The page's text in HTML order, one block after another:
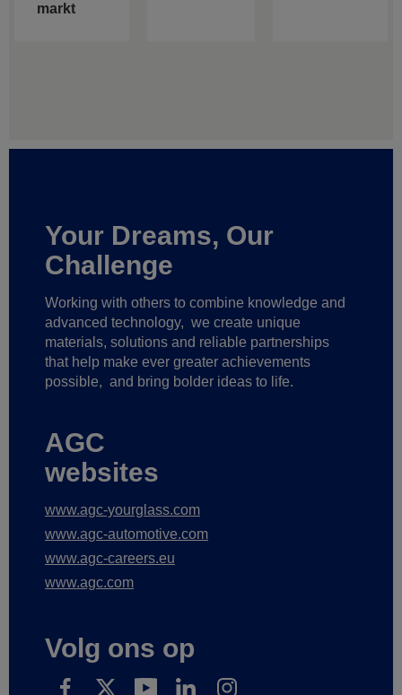
markt
Your Dreams, Our
Challenge
Working with others to combine knowledge and
advanced technology, we create unique
materials, solutions and reliable partnerships
that help make ever greater achievements
possible, and bring bolder ideas to life.
AGC
websites
www.agc-yourglass.com
www.agc-automotive.com
www.agc-careers.eu
www.agc.com
Volg ons op